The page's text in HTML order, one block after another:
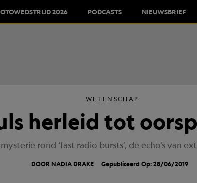
2026 PODCASTS NIEUWSBRIEF
WETENSCHAP
herleid tot
rond ‘fast radio bursts’, de echo’s van
DOOR NADIA DRAKE Gepubliceerd Op: 28/06/2019